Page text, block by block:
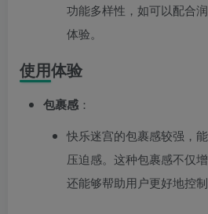
功能多样性，如可以配合
体验。
使用体验
包裹感 ：
快乐迷宫的包裹感较强，
压迫感。这种包裹感不仅
还能够帮助用户更好地控制